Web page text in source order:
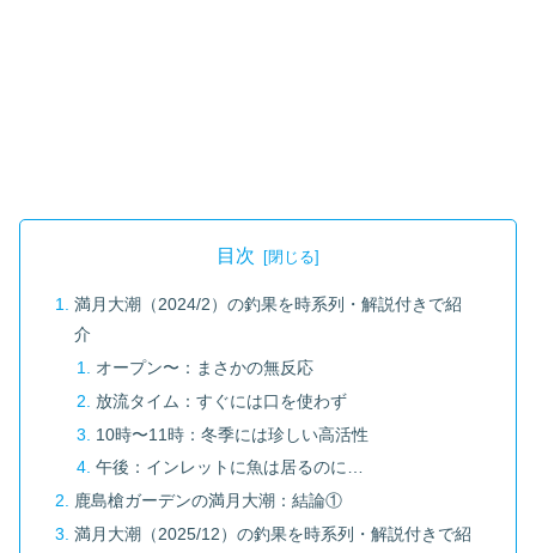
目次
満月大潮（2024/2）の釣果を時系列・解説付きで紹
介
オープン〜：まさかの無反応
放流タイム：すぐには口を使わず
10時〜11時：冬季には珍しい高活性
午後：インレットに魚は居るのに…
鹿島槍ガーデンの満月大潮：結論①
満月大潮（2025/12）の釣果を時系列・解説付きで紹